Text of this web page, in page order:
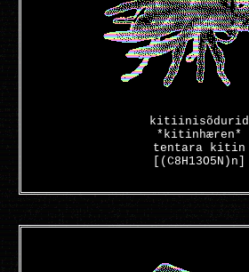
kitiinisõdurid
*kitinhæren*
tentara kitin
[(C8H13O5N)n]